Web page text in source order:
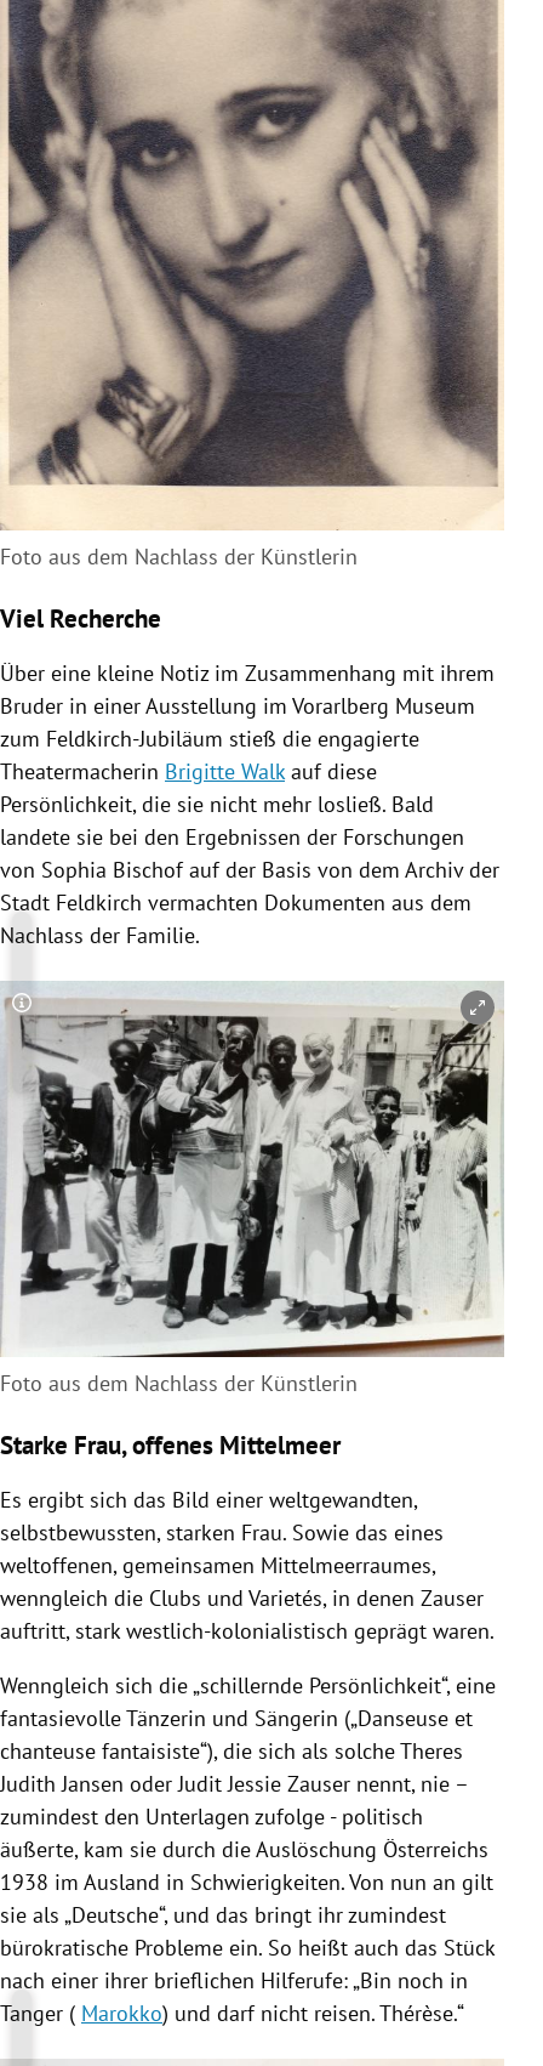
Foto aus dem Nachlass der Künstlerin
Viel Recherche
Über eine kleine Notiz im Zusammenhang mit ihrem
Bruder in einer Ausstellung im Vorarlberg Museum
zum Feldkirch-Jubiläum stieß die engagierte
Theatermacherin Brigitte Walkauf diese
Persönlichkeit, die sie nicht mehr losließ. Bald
landete sie bei den Ergebnissen der Forschungen
von Sophia Bischof auf der Basis von dem Archiv der
Stadt Feldkirch vermachten Dokumenten aus dem
Nachlass der Familie.
Copyright-Hinweis öffnen/schließen
Foto aus dem Nachlass der Künstlerin
Starke Frau, offenes Mittelmeer
Es ergibt sich das Bild einer weltgewandten,
selbstbewussten, starken Frau. Sowie das eines
weltoffenen, gemeinsamen Mittelmeerraumes,
wenngleich die Clubs und Varietés, in denen Zauser
auftritt, stark westlich-kolonialistisch geprägt waren.
Wenngleich sich die „schillernde Persönlichkeit“, eine
fantasievolle Tänzerin und Sängerin („Danseuse et
chanteuse fantaisiste“), die sich als solcheTheres
Judith Jansen oderJudit Jessie Zauser nennt, nie –
zumindest den Unterlagen zufolge - politisch
äußerte, kam sie durch die Auslöschung Österreichs
1938 im Ausland in Schwierigkeiten. Von nun an gilt
sie als „Deutsche“, und das bringt ihr zumindest
bürokratische Probleme ein. So heißt auch das Stück
nach einer ihrer brieflichen Hilferufe: „Bin noch in
Tanger ( Marokko) und darf nicht reisen. Thérèse.“